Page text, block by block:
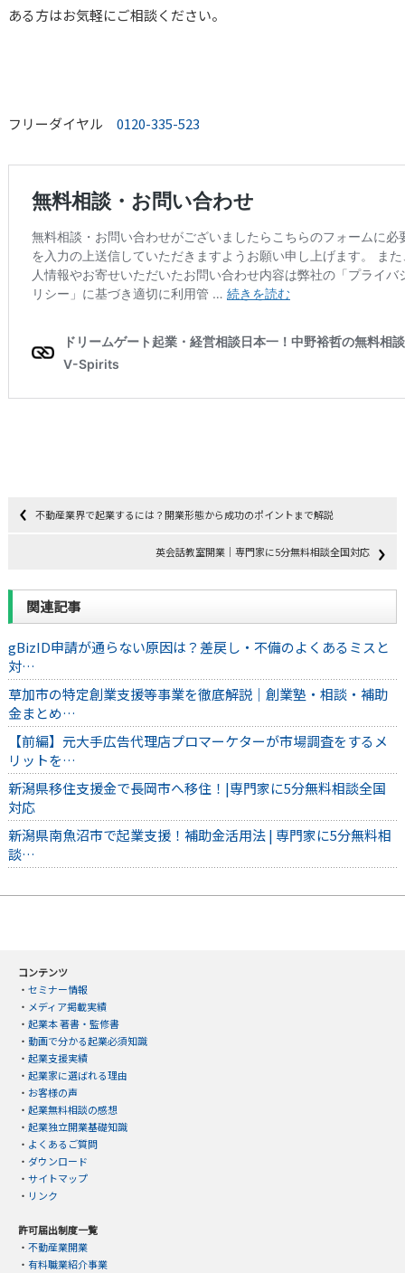
ある方はお気軽にご相談ください。
フリーダイヤル 0120-335-523
不動産業界で起業するには？開業形態から成功のポイントまで解説
英会話教室開業｜専門家に5分無料相談全国対応
関連記事
gBizID申請が通らない原因は？差戻し・不備のよくあるミスと
対…
草加市の特定創業支援等事業を徹底解説｜創業塾・相談・補助
金まとめ…
【前編】元大手広告代理店プロマーケターが市場調査をするメ
リットを…
新潟県移住支援金で長岡市へ移住！|専門家に5分無料相談全国
対応
新潟県南魚沼市で起業支援！補助金活用法 | 専門家に5分無料相
談…
コンテンツ
・ セミナー情報
・ メディア掲載実績
・ 起業本 著書・監修書
・ 動画で分かる起業必須知識
・ 起業支援実績
・ 起業家に選ばれる理由
・ お客様の声
・ 起業無料相談の感想
・ 起業独立開業基礎知識
・ よくあるご質問
・ ダウンロード
・ サイトマップ
・ リンク
許可届出制度一覧
・ 不動産業開業
・ 有料職業紹介事業